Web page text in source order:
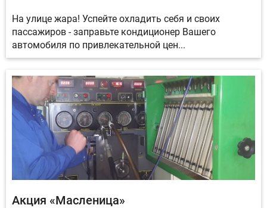
На улице жара! Успейте охладить себя и своих
пассажиров - заправьте кондиционер Вашего
автомобиля по привлекательной цен...
Акция «Масленица»